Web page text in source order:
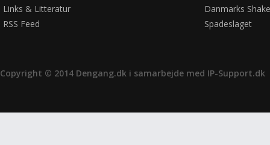
Links & Litteratur
RSS Feed
Danmarks
Spadeslaget
Copyright © 2014 Dengang.dk i samarbejde med IP-Support.dk